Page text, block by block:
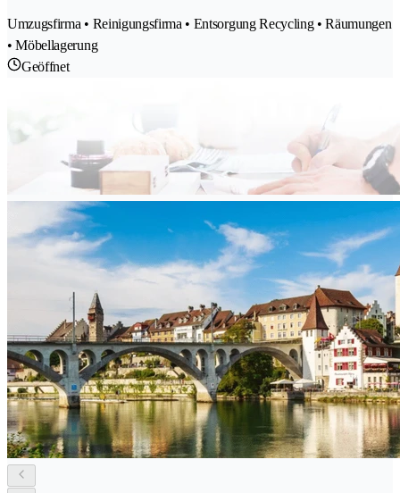
Umzugsfirma • Reinigungsfirma • Entsorgung Recycling • Räumungen
• Möbellagerung
Geöffnet